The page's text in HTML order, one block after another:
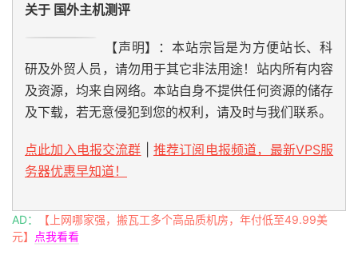
关于 国外主机测评
【声明】：本站宗旨是为方便站长、科
研及外贸人员，请勿用于其它非法用途！站内所有内容
及资源，均来自网络。本站自身不提供任何资源的储存
及下载，若无意侵犯到您的权利，请及时与我们联系。
点此加入电报交流群
推荐订阅电报频道，最新VPS服
务器优惠早知道！
AD：
【上网哪家强，搬瓦工多个高品质机房，年付低至49.99美
元】
点我看看